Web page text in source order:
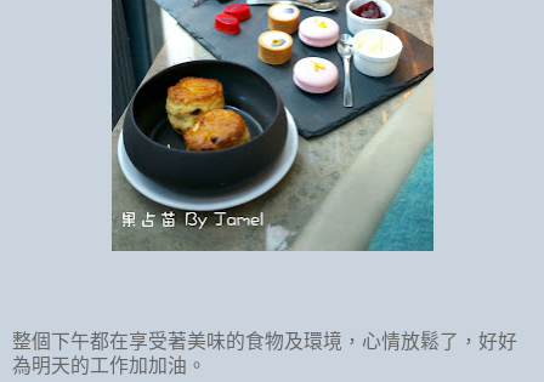
整個下午都在享受著美味的食物及環境，心情放鬆了，好好
為明天的工作加加油。